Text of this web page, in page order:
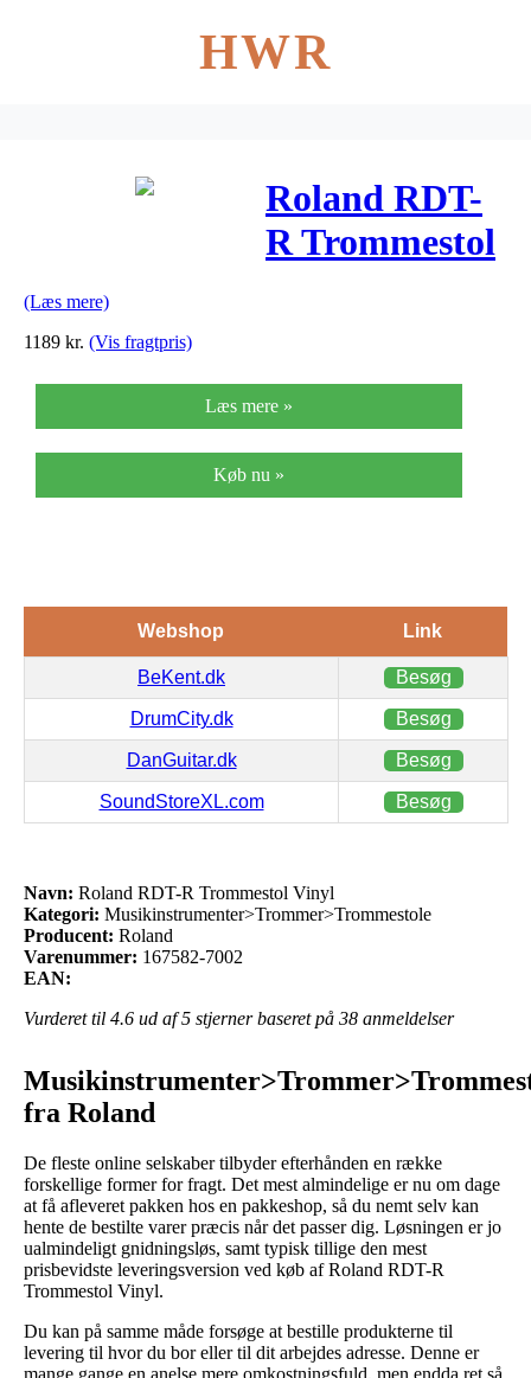
HWR
Roland RDT-
R Trommestol
(Læs mere)
1189 kr. (Vis fragtpris)
Læs mere »
Køb nu »
Webshop Link
BeKent.dk Besøg
DrumCity.dk Besøg
DanGuitar.dk Besøg
SoundStoreXL.com Besøg
Navn: Roland RDT-R Trommestol Vinyl
Kategori: Musikinstrumenter>Trommer>Trommestole
Producent: Roland
Varenummer: 167582-7002
EAN:
Vurderet til 4.6 ud af 5 stjerner baseret på 38 anmeldelser
fra Roland
De fleste online selskaber tilbyder efterhånden en række
forskellige former for fragt. Det mest almindelige er nu om dage
at få afleveret pakken hos en pakkeshop, så du nemt selv kan
hente de bestilte varer præcis når det passer dig. Løsningen er jo
ualmindeligt gnidningsløs, samt typisk tillige den mest
prisbevidste leveringsversion ved køb af Roland RDT-R
Trommestol Vinyl.
Du kan på samme måde forsøge at bestille produkterne til
levering til hvor du bor eller til dit arbejdes adresse. Denne er
mange gange en anelse mere omkostningsfuld, men endda ret så